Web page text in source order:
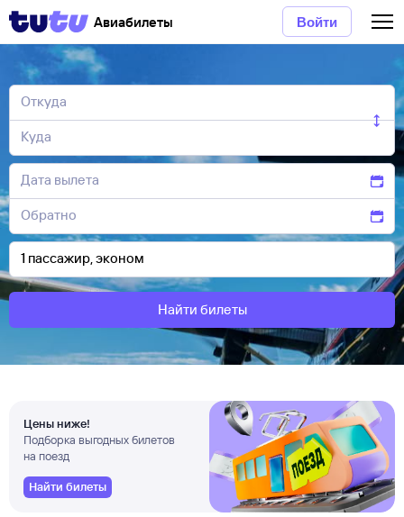
Авиабилеты Войти
Найти билеты
Цены ниже!
Подборка выгодных билетов
на поезд
Найти билеты